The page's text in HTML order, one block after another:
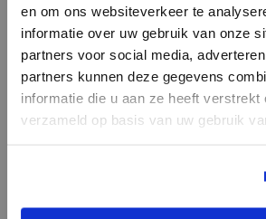
en om ons websiteverkeer te
informatie over uw gebruik van onze
partners voor social media,
partners kunnen deze gegevens
informatie die u aan ze heeft verstrekt
verzameld op basis van uw gebruik
Wachtwoord
INLOGGEN
MERK
MERK